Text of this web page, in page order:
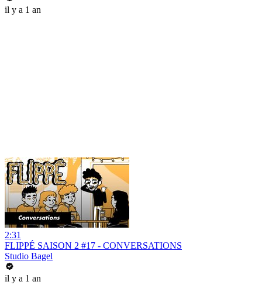
il y a 1 an
2:31
FLIPPÉ SAISON 2 #17 - CONVERSATIONS
Studio Bagel
il y a 1 an